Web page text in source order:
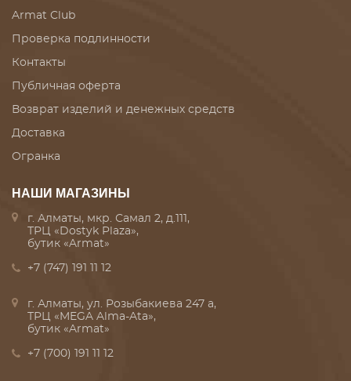
Armat Club
Проверка подлинности
Контакты
Публичная оферта
Возврат изделий и денежных средств
Доставка
Огранка
НАШИ МАГАЗИНЫ
г. Алматы, мкр. Самал 2, д.111,
ТРЦ «Dostyk Plaza»,
бутик «Armat»
+7 (747) 191 11 12
г. Алматы, ул. Розыбакиева 247 а,
ТРЦ «MEGA Alma-Ata»,
бутик «Armat»
+7 (700) 191 11 12